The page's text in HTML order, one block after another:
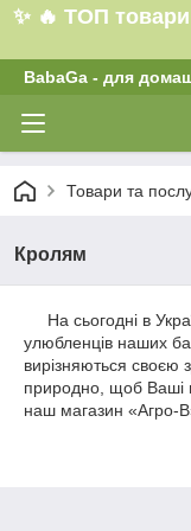
✨ 🔥 ТОП
BabaGa - для
Товари та
Кролям
На сьогодні в
улюбленців наших
вирізняються своєю
природно, щоб Ваші
наш магазин «Агро-
Щоб чудово